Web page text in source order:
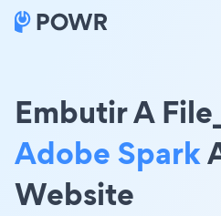
Embutir A
Adobe Spark
Website